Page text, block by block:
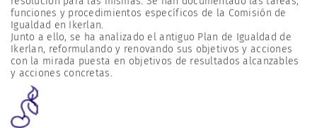
funciones y procedimientos específicos de la Comisión de
Igualdad en Ikerlan.
Junto a ello, se ha analizado el antiguo Plan de Igualdad de
Ikerlan, reformulando y renovando sus objetivos y acciones
con la mirada puesta en objetivos de resultados alcanzables
y acciones concretas.